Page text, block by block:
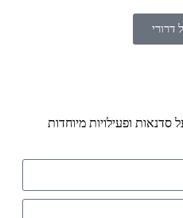
דרורי
ופעילויות מיוחדות